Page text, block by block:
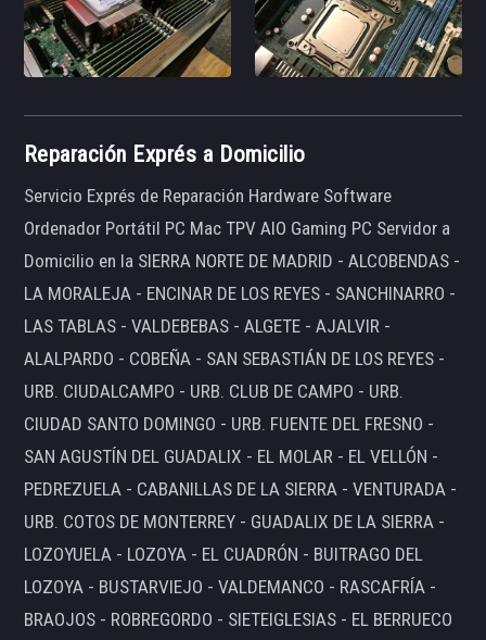
Reparación Exprés a Domicilio
Servicio Exprés de Reparación Hardware Software
Ordenador Portátil PC Mac TPV AIO Gaming PC Servidor a
Domicilio en la SIERRA NORTE DE MADRID - ALCOBENDAS -
LA MORALEJA - ENCINAR DE LOS REYES - SANCHINARRO -
LAS TABLAS - VALDEBEBAS - ALGETE - AJALVIR -
ALALPARDO - COBEÑA - SAN SEBASTIÁN DE LOS REYES -
URB. CIUDALCAMPO - URB. CLUB DE CAMPO - URB.
CIUDAD SANTO DOMINGO - URB. FUENTE DEL FRESNO -
SAN AGUSTÍN DEL GUADALIX - EL MOLAR - EL VELLÓN -
PEDREZUELA - CABANILLAS DE LA SIERRA - VENTURADA -
URB. COTOS DE MONTERREY - GUADALIX DE LA SIERRA -
LOZOYUELA - LOZOYA - EL CUADRÓN - BUITRAGO DEL
LOZOYA - BUSTARVIEJO - VALDEMANCO - RASCAFRÍA -
BRAOJOS - ROBREGORDO - SIETEIGLESIAS - EL BERRUECO